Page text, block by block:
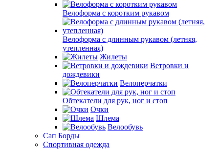
Велоформа с коротким рукавом
Велоформа с длинным рукавом (летняя,
утепленная)
Жилеты
Ветровки и
дождевики
Велоперчатки
Обтекатели для рук, ног и стоп
Очки
Шлема
Велообувь
Сап Борды
Спортивная одежда